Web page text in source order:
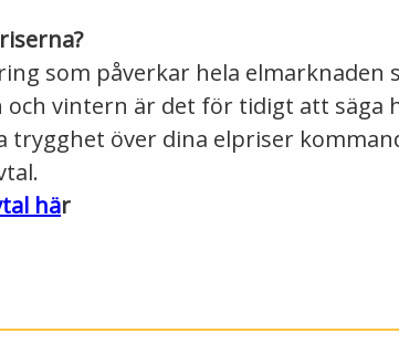
som påverkar hela elmarknaden
och vintern är det för tidigt att säga
trygghet över dina elpriser
här